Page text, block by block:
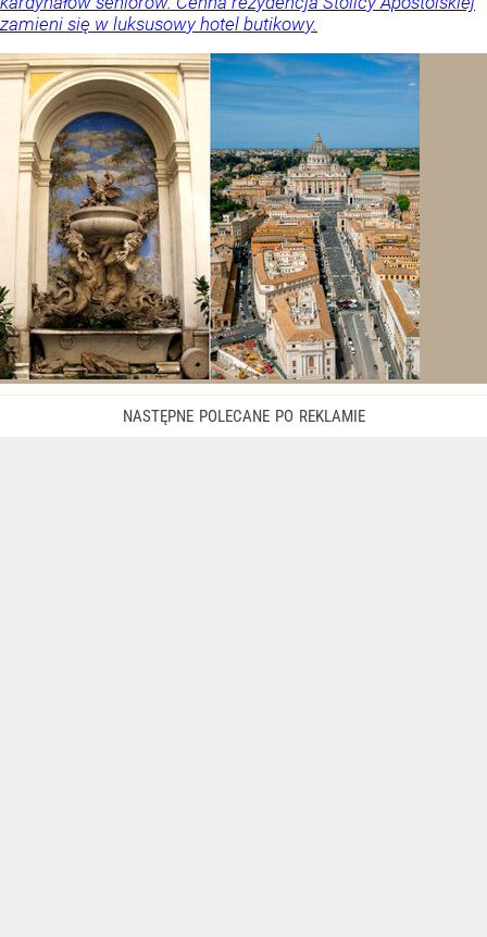
zamieni się w luksusowy hotel butikowy.